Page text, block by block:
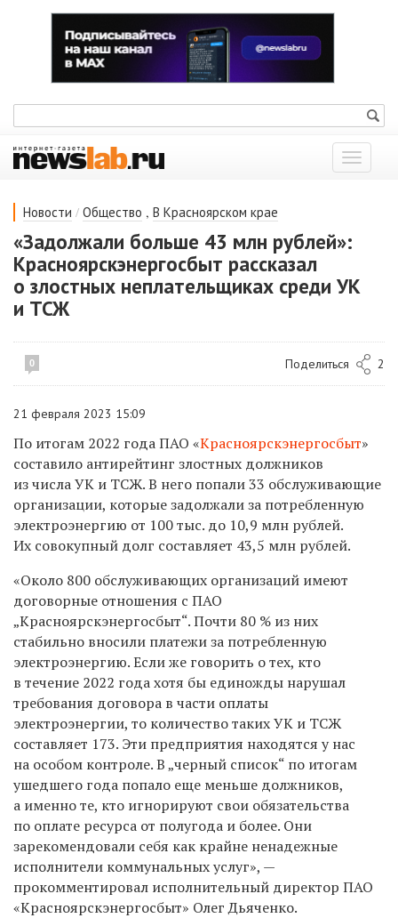
Показать
меню
Новости / Общество , В Красноярском крае
«Задолжали больше 43 млн рублей»:
Красноярскэнергосбыт рассказал
о злостных неплательщиках среди УК
и ТСЖ
0 Поделиться 2
21 февраля 2023 15:09
По итогам 2022 года ПАО «Красноярскэнергосбыт»
составило антирейтинг злостных должников
из числа УК и ТСЖ. В него попали 33 обслуживающие
организации, которые задолжали за потребленную
электроэнергию от 100 тыс. до 10,9 млн рублей.
Их совокупный долг составляет 43,5 млн рублей.
«Около 800 обслуживающих организаций имеют
договорные отношения с ПАО
„Красноярскэнергосбыт“. Почти 80 % из них
стабильно вносили платежи за потребленную
электроэнергию.Если же говорить о тех, кто
в течение 2022 года хотя бы единожды нарушал
требования договора в части оплаты
электроэнергии, то количество таких УК и ТСЖ
составляет 173. Эти предприятия находятся у нас
на особом контроле. В „черный список“ по итогам
ушедшего года попало еще меньше должников,
а именно те, кто игнорируют свои обязательства
по оплате ресурса от полугода и более. Они
зарекомендовали себя как крайне ненадежные
исполнители коммунальных услуг», —
прокомментировал исполнительный директор ПАО
«Красноярскэнергосбыт» Олег Дьяченко.